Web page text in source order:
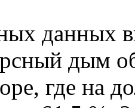
данных
дым
где на